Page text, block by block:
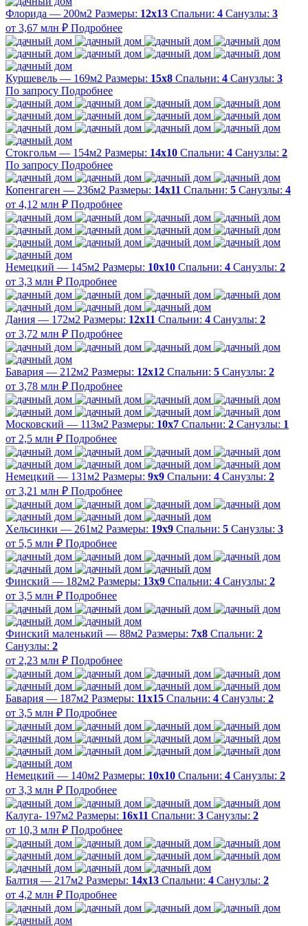
Флорида — 200м2 Размеры: 12х13 Спальни: 4 Санузлы: 3
от 3,67 млн ₽ Подробнее
Куршевель — 169м2 Размеры: 15х8 Спальни: 4 Санузлы: 3
По запросу Подробнее
Стокгольм — 154м2 Размеры: 14х10 Спальни: 4 Санузлы: 2
По запросу Подробнее
Копенгаген — 236м2 Размеры: 14х11 Спальни: 5 Санузлы: 4
от 4,12 млн ₽ Подробнее
Немецкий — 145м2 Размеры: 10х10 Спальни: 4 Санузлы: 2
от 3,3 млн ₽ Подробнее
Дания — 172м2 Размеры: 12х11 Спальни: 4 Санузлы: 2
от 3,72 млн ₽ Подробнее
Бавария — 212м2 Размеры: 12х12 Спальни: 5 Санузлы: 2
от 3,78 млн ₽ Подробнее
Московский — 113м2 Размеры: 10х7 Спальни: 2 Санузлы: 1
от 2,5 млн ₽ Подробнее
Немецкий — 131м2 Размеры: 9х9 Спальни: 4 Санузлы: 2
от 3,21 млн ₽ Подробнее
Хельсинки — 261м2 Размеры: 19х9 Спальни: 5 Санузлы: 3
от 5,5 млн ₽ Подробнее
Финский — 182м2 Размеры: 13х9 Спальни: 4 Санузлы: 2
от 3,5 млн ₽ Подробнее
Финский маленький — 88м2 Размеры: 7х8 Спальни: 2
Санузлы: 2
от 2,23 млн ₽ Подробнее
Бавария — 187м2 Размеры: 11х15 Спальни: 4 Санузлы: 2
от 3,5 млн ₽ Подробнее
Немецкий — 140м2 Размеры: 10х10 Спальни: 4 Санузлы: 2
от 3,3 млн ₽ Подробнее
Калуга- 197м2 Размеры: 16х11 Спальни: 3 Санузлы: 2
от 10,3 млн ₽ Подробнее
Балтия — 217м2 Размеры: 14х13 Спальни: 4 Санузлы: 2
от 4,2 млн ₽ Подробнее